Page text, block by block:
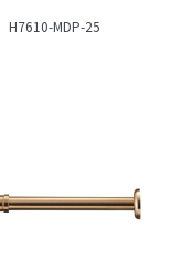
H7610-MDP-25